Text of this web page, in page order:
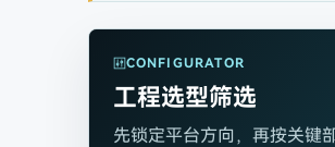
CONFIGURATOR
工程选型筛选
先锁定平台方向，再按关键